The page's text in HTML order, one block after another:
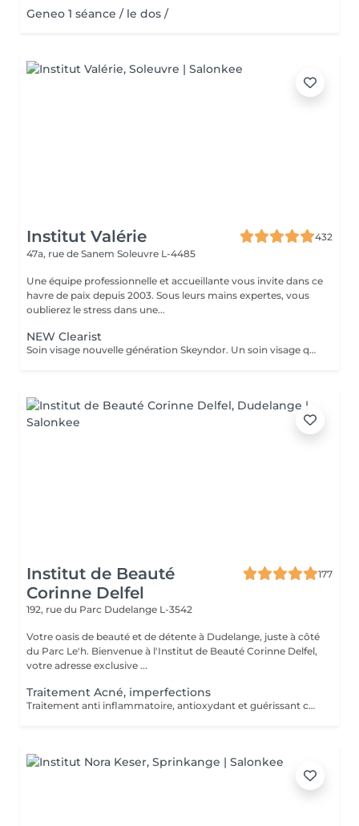
Geneo 1 séance / le dos /
Institut Valérie
432
47a, rue de Sanem Soleuvre L-4485
Une équipe professionnelle et accueillante vous invite dans ce
havre de paix depuis 2003. Sous leurs mains expertes, vous
oublierez le stress dans une...
NEW Clearist
Soin visage nouvelle génération Skeyndor. Un soin visage qui va mattifier, resserer les pores et nettoyer en profondeur. Il va équilibrer la production de sébum. Idéal pour peaux épaisses, pores dilatées, mixte et/ou grasse à tendance acnéique.
Institut de Beauté
Corinne Delfel
177
192, rue du Parc Dudelange L-3542
Votre oasis de beauté et de détente à Dudelange, juste à côté
du Parc Le'h. Bienvenue à l'Institut de Beauté Corinne Delfel,
votre adresse exclusive ...
Traitement Acné, imperfections
Traitement anti inflammatoire, antioxydant et guérissant contre l'acné